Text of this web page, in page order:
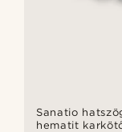
Sanatio
hematit